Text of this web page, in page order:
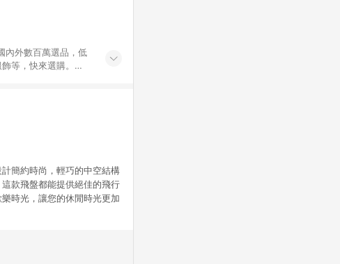
內外數百萬選品，低
等，快來選購。
簡約時尚，輕巧的中空結構
款飛盤都能提供絕佳的飛行
時光，讓您的休閒時光更加